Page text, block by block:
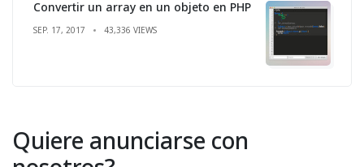
Convertir un array en un objeto en PHP
SEP. 17, 2017 43,336 VIEWS
Quiere anunciarse con